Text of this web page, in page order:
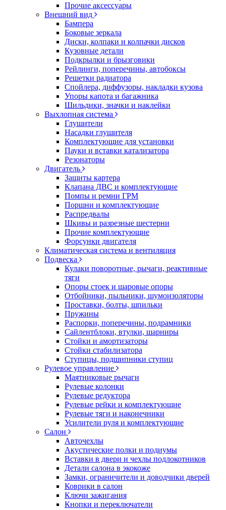
Прочие аксессуары
Внешний вид
Бампера
Боковые зеркала
Диски, колпаки и колпачки дисков
Кузовные детали
Подкрылки и брызговики
Рейлинги, поперечины, автобоксы
Решетки радиатора
Спойлера, диффузоры, накладки кузова
Упоры капота и багажника
Шильдики, значки и наклейки
Выхлопная система
Глушители
Насадки глушителя
Комплектующие для установки
Пауки и вставки катализатора
Резонаторы
Двигатель
Защиты картера
Клапана ДВС и комплектующие
Помпы и ремни ГРМ
Поршни и комплектующие
Распредвалы
Шкивы и разрезные шестерни
Прочие комплектующие
Форсунки двигателя
Климатическая система и вентиляция
Подвеска
Кулаки поворотные, рычаги, реактивные
тяги
Опоры стоек и шаровые опоры
Отбойники, пыльники, шумоизоляторы
Проставки, болты, шпильки
Пружины
Распорки, поперечины, подрамники
Сайлентблоки, втулки, шарниры
Стойки и амортизаторы
Стойки стабилизатора
Ступицы, подшипники ступиц
Рулевое управление
Маятниковые рычаги
Рулевые колонки
Рулевые редуктора
Рулевые рейки и комплектующие
Рулевые тяги и наконечники
Усилители руля и комплектующие
Салон
Авточехлы
Акустические полки и подиумы
Вставки в двери и чехлы подлокотников
Детали салона в экокоже
Замки, ограничители и доводчики дверей
Коврики в салон
Ключи зажигания
Кнопки и переключатели